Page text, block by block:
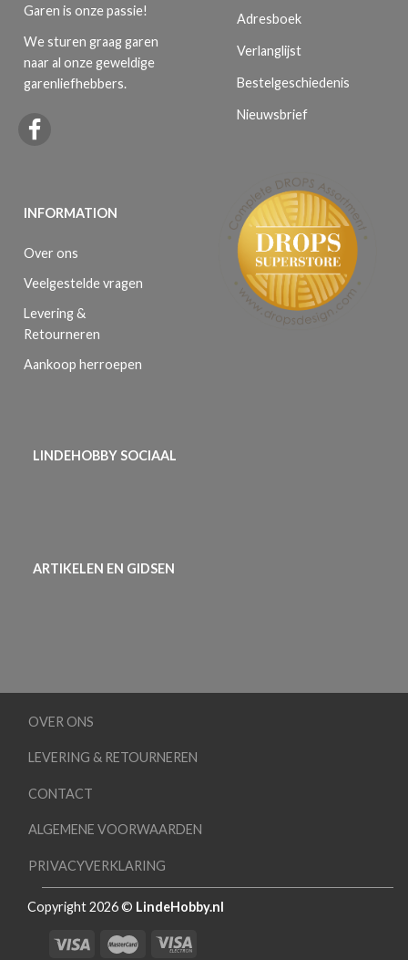
Garen is onze passie!
We sturen graag garen
naar al onze geweldige
garenliefhebbers.
INFORMATION
Over ons
Veelgestelde vragen
Levering &
Retourneren
Aankoop herroepen
Adresboek
Verlanglijst
Bestelgeschiedenis
Nieuwsbrief
LINDEHOBBY SOCIAAL
ARTIKELEN EN GIDSEN
OVER ONS
LEVERING & RETOURNEREN
CONTACT
ALGEMENE VOORWAARDEN
PRIVACYVERKLARING
Copyright 2026 © LindeHobby.nl